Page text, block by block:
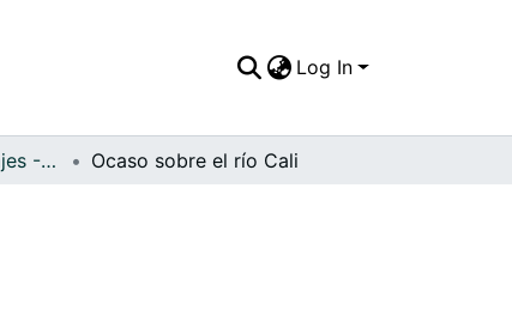
Log In
APFFVC - Los Paisajes - Patrimonial Ocaso sobre el río Cali